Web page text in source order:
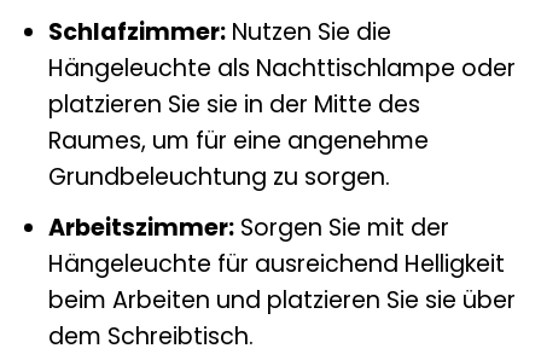
Schlafzimmer:Nutzen Sie die
Hängeleuchte als Nachttischlampe oder
platzieren Sie sie in der Mitte des
Raumes, um für eine angenehme
Grundbeleuchtung zu sorgen.
Arbeitszimmer:Sorgen Sie mit der
Hängeleuchte für ausreichend Helligkeit
beim Arbeiten und platzieren Sie sie über
dem Schreibtisch.